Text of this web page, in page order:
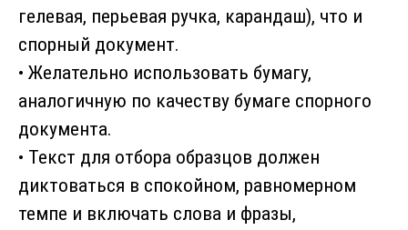
гелевая, перьевая ручка, карандаш), что и
спорный документ.
• Желательно использовать бумагу,
аналогичную по качеству бумаге спорного
документа.
• Текст для отбора образцов должен
диктоваться в спокойном, равномерном
темпе и включать слова и фразы,